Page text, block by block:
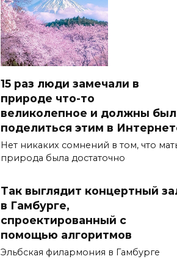
15 раз люди замечали в
природе что-то
великолепное и должны
поделиться этим в
Нет никаких сомнений в том, что
природа была достаточно
Так выглядит концертный
в Гамбурге,
спроектированный с
помощью алгоритмов
Эльбская филармония в Гамбурге